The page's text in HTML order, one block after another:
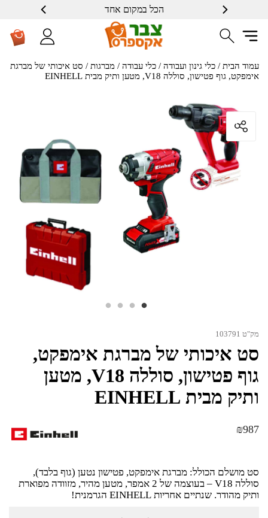
הכל במקום אחד
עמוד הבית / כלי גינון ועבודה / כלי עבודה / מברגות / סט איכותי של מברגת
אימפקט, גוף פטישון, סוללה V18, מטען ותיק מבית EINHELL
מק"ט 103791
סט איכותי של מברגת אימפקט,
גוף פטישון, סוללה V18, מטען
ותיק מבית EINHELL
₪987
סט מושלם הכולל: מברגת אימפקט, פטישון נטען (גוף בלבד),
סוללה V18 – בעוצמה של 2 אמפר, מטען מהיר, מזוודה מפוארת
ותיק מהודר. שנתיים אחריות EINHELL הגרמנית!